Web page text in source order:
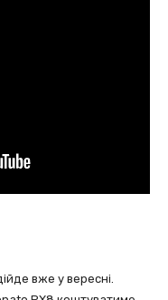
вже у вересні.